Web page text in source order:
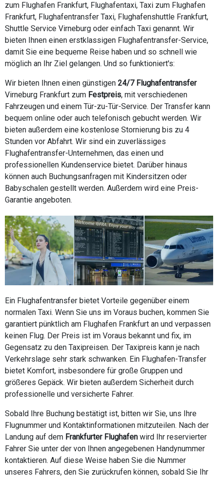
zum Flughafen Frankfurt, Flughafentaxi, Taxi zum Flughafen
Frankfurt, Flughafentransfer Taxi, Flughafenshuttle Frankfurt,
Shuttle Service Virneburg oder einfach Taxi genannt. Wir
bieten Ihnen einen erstklassigen Flughafentransfer-Service,
damit Sie eine bequeme Reise haben und so schnell wie
möglich an Ihr Ziel gelangen. Und so funktioniert's:
Wir bieten Ihnen einen günstigen 24/7 Flughafentransfer
Virneburg Frankfurt zum Festpreis, mit verschiedenen
Fahrzeugen und einem Tür-zu-Tür-Service. Der Transfer kann
bequem online oder auch telefonisch gebucht werden. Wir
bieten außerdem eine kostenlose Stornierung bis zu 4
Stunden vor Abfahrt. Wir sind ein zuverlässiges
Flughafentransfer-Unternehmen, das einen und
professionellen Kundenservice bietet. Darüber hinaus
können auch Buchungsanfragen mit Kindersitzen oder
Babyschalen gestellt werden. Außerdem wird eine Preis-
Garantie angeboten.
Ein Flughafentransfer bietet Vorteile gegenüber einem
normalen Taxi. Wenn Sie uns im Voraus buchen, kommen Sie
garantiert pünktlich am Flughafen Frankfurt an und verpassen
keinen Flug. Der Preis ist im Voraus bekannt und fix, im
Gegensatz zu den Taxipreisen. Der Taxipreis kann je nach
Verkehrslage sehr stark schwanken. Ein Flughafen-Transfer
bietet Komfort, insbesondere für große Gruppen und
größeres Gepäck. Wir bieten außerdem Sicherheit durch
professionelle und versicherte Fahrer.
Sobald Ihre Buchung bestätigt ist, bitten wir Sie, uns Ihre
Flugnummer und Kontaktinformationen mitzuteilen. Nach der
Landung auf dem Frankfurter Flughafen wird Ihr reservierter
Fahrer Sie unter der von Ihnen angegebenen Handynummer
kontaktieren. Auf diese Weise haben Sie die Nummer
unseres Fahrers, den Sie zurückrufen können, sobald Sie Ihr